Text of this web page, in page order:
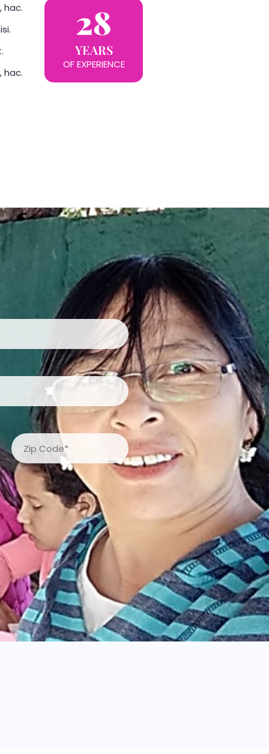
hac.
hac.
28
YEARS
OF EXPERIENCE